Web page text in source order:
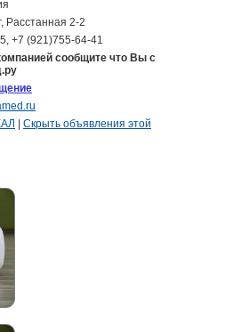
Расстанная 2-2
+7 (921)755-64-41
сообщите что Вы с
Скрыть объявления этой